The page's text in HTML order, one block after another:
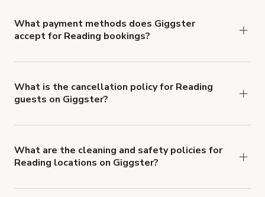
What payment methods does Giggster
accept for Reading bookings?
What is the cancellation policy for Reading
guests on Giggster?
cancellation and refund policy
What are the cleaning and safety policies for
Reading locations on Giggster?